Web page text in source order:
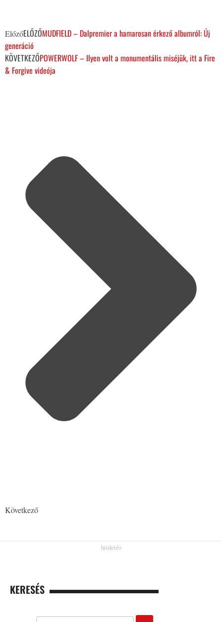
ElőzőELŐZŐMUDFIELD – Dalpremier a hamarosan érkező albumról: Új
generáció
KÖVETKEZŐPOWERWOLF – Ilyen volt a monumentális miséjük, itt a Fire
& Forgive videója
Következő
KERESÉS